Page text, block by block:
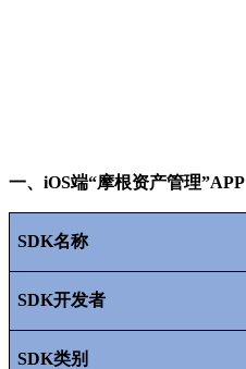
一、 iOS端“摩根资产管理”APP
SDK名称
SDK开发者
SDK类别